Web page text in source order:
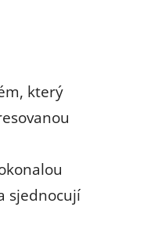
který
sjednocují